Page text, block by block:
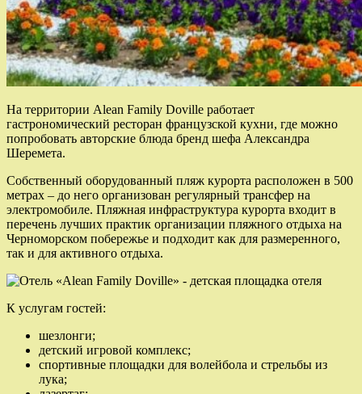
На территории Alean Family Doville работает
гастрономический ресторан французской кухни, где можно
попробовать авторские блюда бренд шефа Александра
Шеремета.
Собственный оборудованный пляж курорта расположен в 500
метрах – до него организован регулярный трансфер на
электромобиле. Пляжная инфраструктура курорта входит в
перечень лучших практик организации пляжного отдыха на
Черноморском побережье и подходит как для размеренного,
так и для активного отдыха.
К услугам гостей:
шезлонги;
детский игровой комплекс;
спортивные площадки для волейбола и стрельбы из
лука;